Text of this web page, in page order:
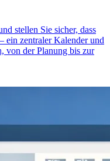
stellen Sie sicher, dass
ein zentraler Kalender und
von der Planung bis zur